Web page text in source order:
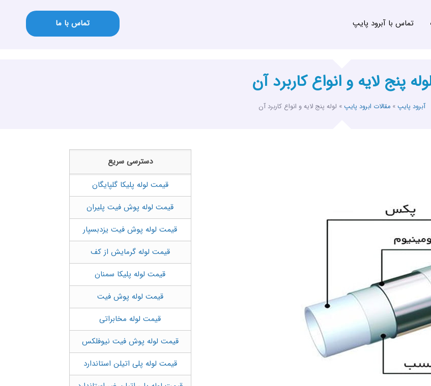
تماس با آبرود پایپ تماس با ما
پنج لایه و انواع کاربرد آن
آبرود پایپ » مقالات ابرود پایپ » لوله پنج لایه و انواع کاربرد آن
دسترسی سریع
قیمت لوله پلیکا گلپایگان
قیمت لوله پوش فیت پلیران
قیمت لوله پوش فیت یزدبسپار
قیمت لوله گرمایش از کف
قیمت لوله پلیکا سمنان
قیمت لوله پوش فیت
قیمت لوله مخابراتی
قیمت لوله پوش فیت نیوفلکس
قیمت لوله پلی اتیلن استاندارد